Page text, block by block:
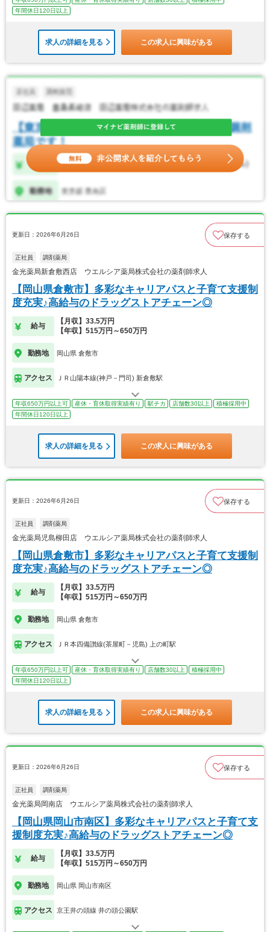
年間休日120日以上
求人の詳細を見る この求人に興味がある
更新日：2026年6月26日 保存する
正社員 調剤薬局
金光薬局新倉敷西店 ウエルシア薬局株式会社の薬剤師求人
【岡山県倉敷市】多彩なキャリアパスと子育て支援制
度充実♪高給与のドラッグストアチェーン◎
給与
【月収】33.5万円
【年収】515万円～650万円
勤務地 岡山県 倉敷市
アクセス ＪＲ山陽本線(神戸－門司) 新倉敷駅
年収650万円以上可 産休・育休取得実績有り 駅チカ 店舗数30以上
積極採用中
年間休日120日以上
求人の詳細を見る この求人に興味がある
更新日：2026年6月26日 保存する
正社員 調剤薬局
金光薬局児島柳田店 ウエルシア薬局株式会社の薬剤師求人
【岡山県倉敷市】多彩なキャリアパスと子育て支援制
度充実♪高給与のドラッグストアチェーン◎
給与
【月収】33.5万円
【年収】515万円～650万円
勤務地 岡山県 倉敷市
アクセス ＪＲ本四備讃線(茶屋町－児島) 上の町駅
年収650万円以上可 産休・育休取得実績有り 店舗数30以上
積極採用中
年間休日120日以上
求人の詳細を見る この求人に興味がある
更新日：2026年6月26日 保存する
正社員 調剤薬局
金光薬局岡南店 ウエルシア薬局株式会社の薬剤師求人
【岡山県岡山市南区】多彩なキャリアパスと子育て支
援制度充実♪高給与のドラッグストアチェーン◎
給与
【月収】33.5万円
【年収】515万円～650万円
勤務地 岡山県 岡山市南区
アクセス 京王井の頭線 井の頭公園駅